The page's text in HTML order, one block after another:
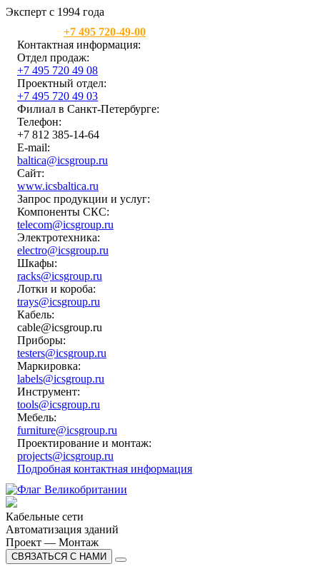
Эксперт с 1994 года
+7 495 720-49-00
Контактная информация:
Отдел продаж:
+7 495 720 49 08
Проектный отдел:
+7 495 720 49 03
Филиал в Санкт-Петербурге:
Телефон:
+7 812 385-14-64
E-mail:
baltica@icsgroup.ru
Сайт:
www.icsbaltica.ru
Запрос продукции и услуг:
Компоненты СКС:
telecom@icsgroup.ru
Электротехника:
electro@icsgroup.ru
Шкафы:
racks@icsgroup.ru
Лотки и короба:
trays@icsgroup.ru
Кабель:
cable@icsgroup.ru
Приборы:
testers@icsgroup.ru
Маркировка:
labels@icsgroup.ru
Инструмент:
tools@icsgroup.ru
Мебель:
furniture@icsgroup.ru
Проектирование и монтаж:
projects@icsgroup.ru
Подробная контактная информация
Кабельные сети
Автоматизация зданий
Проект — Монтаж
СВЯЗАТЬСЯ С НАМИ